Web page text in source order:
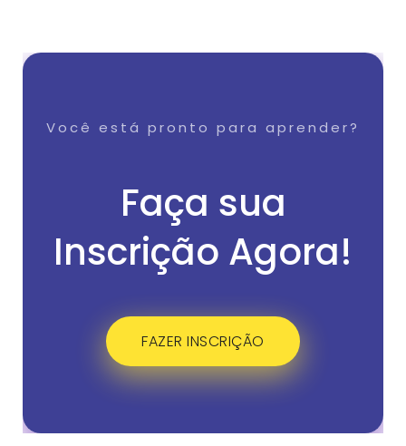
Você está pronto para aprender?
Faça sua
Inscrição Agora!
FAZER INSCRIÇÃO